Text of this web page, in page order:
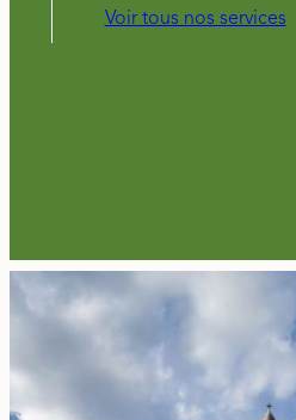
Voir tous nos services